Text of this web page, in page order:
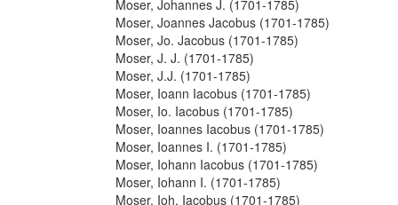
Moser, Johannes J. (1701-1785)
Moser, Joannes Jacobus (1701-1785)
Moser, Jo. Jacobus (1701-1785)
Moser, J. J. (1701-1785)
Moser, J.J. (1701-1785)
Moser, Ioann Iacobus (1701-1785)
Moser, Io. Iacobus (1701-1785)
Moser, Ioannes Iacobus (1701-1785)
Moser, Ioannes I. (1701-1785)
Moser, Iohann Iacobus (1701-1785)
Moser, Iohann I. (1701-1785)
Moser, Ioh. Iacobus (1701-1785)